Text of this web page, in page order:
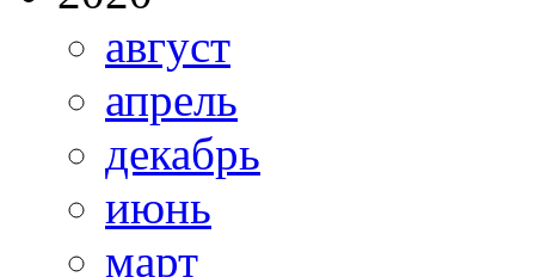
август
апрель
декабрь
июнь
март